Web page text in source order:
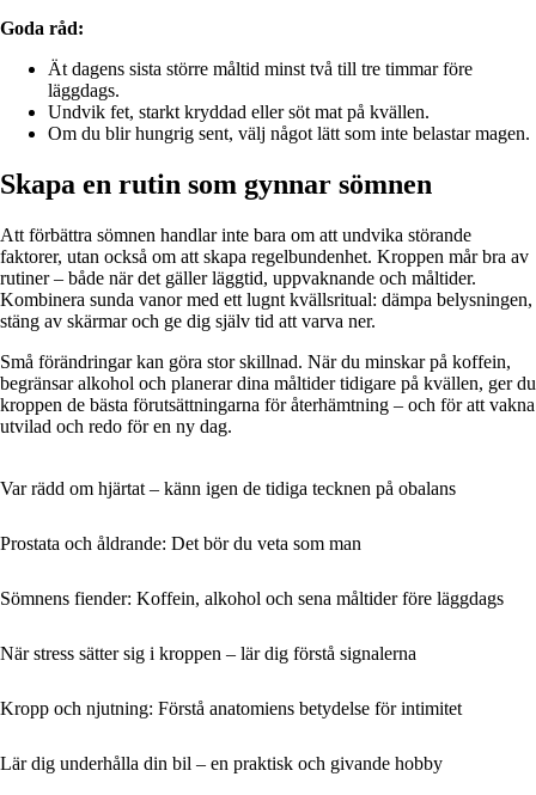
Goda råd:
Ät dagens sista större måltid minst två till tre timmar före
läggdags.
Undvik fet, starkt kryddad eller söt mat på kvällen.
Om du blir hungrig sent, välj något lätt som inte belastar magen.
Skapa en rutin som gynnar sömnen
Att förbättra sömnen handlar inte bara om att undvika störande
faktorer, utan också om att skapa regelbundenhet. Kroppen mår bra av
rutiner – både när det gäller läggtid, uppvaknande och måltider.
Kombinera sunda vanor med ett lugnt kvällsritual: dämpa belysningen,
stäng av skärmar och ge dig själv tid att varva ner.
Små förändringar kan göra stor skillnad. När du minskar på koffein,
begränsar alkohol och planerar dina måltider tidigare på kvällen, ger du
kroppen de bästa förutsättningarna för återhämtning – och för att vakna
utvilad och redo för en ny dag.
Var rädd om hjärtat – känn igen de tidiga tecknen på obalans
Prostata och åldrande: Det bör du veta som man
Sömnens fiender: Koffein, alkohol och sena måltider före läggdags
När stress sätter sig i kroppen – lär dig förstå signalerna
Kropp och njutning: Förstå anatomiens betydelse för intimitet
Lär dig underhålla din bil – en praktisk och givande hobby